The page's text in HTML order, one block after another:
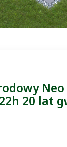
Neo
20 lat